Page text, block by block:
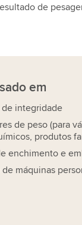
de
em
integridade
de peso (para
produtos
enchimento e
de máquinas